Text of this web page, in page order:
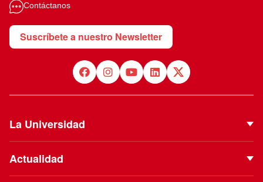
Contáctanos
Suscríbete a nuestro Newsletter
La Universidad
Actualidad